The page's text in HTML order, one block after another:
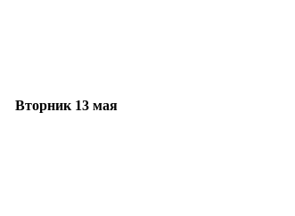
Вторник 13 мая